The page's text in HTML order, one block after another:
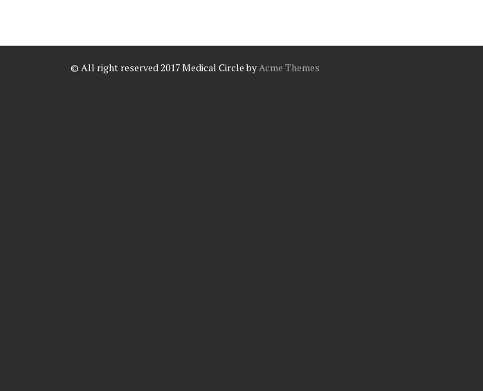
© All right reserved 2017Medical Circle byAcme Themes